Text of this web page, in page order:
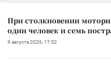
При столкновении
один человек и семь
9 августа 2026, 17:52